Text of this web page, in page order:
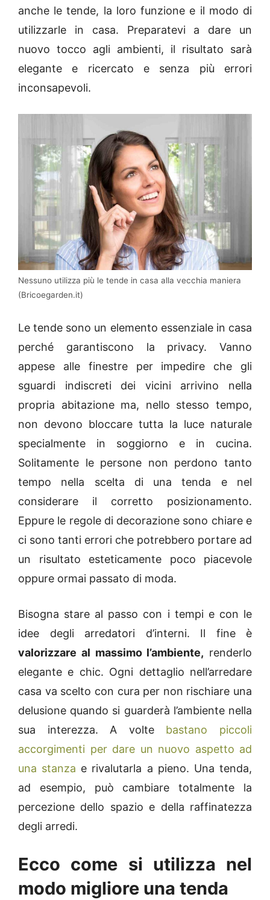
anche le tende, la loro funzione e il modo di
utilizzarle in casa. Preparatevi a dare un
nuovo tocco agli ambienti, il risultato sarà
elegante e ricercato e senza più errori
inconsapevoli.
Nessuno utilizza più le tende in casa alla vecchia maniera
(Bricoegarden.it)
Le tende sono un elemento essenziale in casa
perché garantiscono la privacy. Vanno
appese alle finestre per impedire che gli
sguardi indiscreti dei vicini arrivino nella
propria abitazione ma, nello stesso tempo,
non devono bloccare tutta la luce naturale
specialmente in soggiorno e in cucina.
Solitamente le persone non perdono tanto
tempo nella scelta di una tenda e nel
considerare il corretto posizionamento.
Eppure le regole di decorazione sono chiare e
ci sono tanti errori che potrebbero portare ad
un risultato esteticamente poco piacevole
oppure ormai passato di moda.
Bisogna stare al passo con i tempi e con le
idee degli arredatori d’interni. Il fine è
valorizzare al massimo l’ambiente, renderlo
elegante e chic. Ogni dettaglio nell’arredare
casa va scelto con cura per non rischiare una
delusione quando si guarderà l’ambiente nella
sua interezza. A voltebastano piccoli
accorgimenti per dare un nuovo aspetto ad
una stanza e rivalutarla a pieno. Una tenda,
ad esempio, può cambiare totalmente la
percezione dello spazio e della raffinatezza
degli arredi.
Ecco come si utilizza nel
modo migliore una tenda